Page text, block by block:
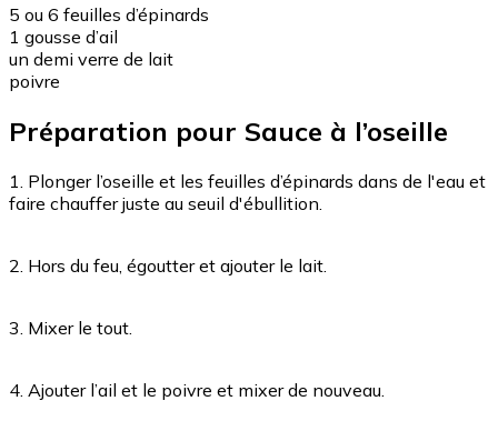
5 ou 6 feuilles d’épinards
1 gousse d’ail
un demi verre de lait
poivre
Préparation pour Sauce à l’oseille
1. Plonger l’oseille et les feuilles d’épinards dans de l'eau et
faire chauffer juste au seuil d'ébullition.
2. Hors du feu, égoutter et ajouter le lait.
3. Mixer le tout.
4. Ajouter l’ail et le poivre et mixer de nouveau.